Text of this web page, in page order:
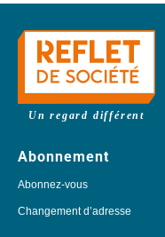
Un regard différent
Abonnement
Abonnez-vous
Changement d’adresse